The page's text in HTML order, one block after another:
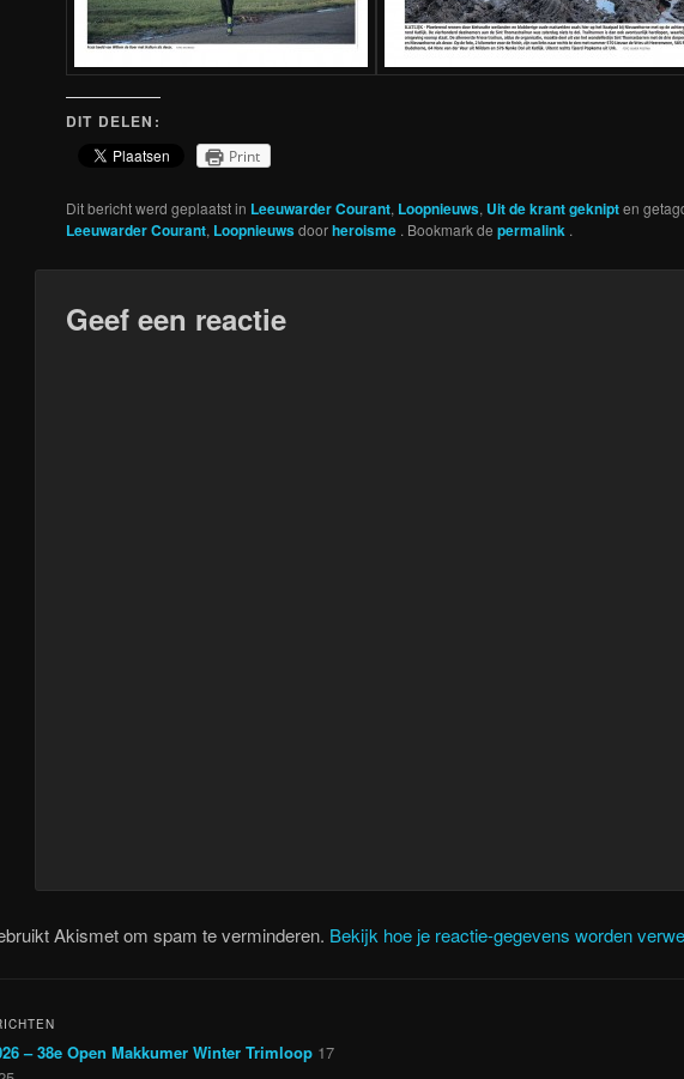
DIT DELEN:
Print
Dit bericht werd geplaatst in Leeuwarder Courant, Loopnieuws, Uit de krant geknipten
Leeuwarder Courant, Loopnieuwsdoorheroisme . Bookmark de permalink .
Geef een reactie
Akismet om spam te verminderen. Bekijk hoe je reactie-gegevens worden
– 38e Open Makkumer Winter Trimloop 17